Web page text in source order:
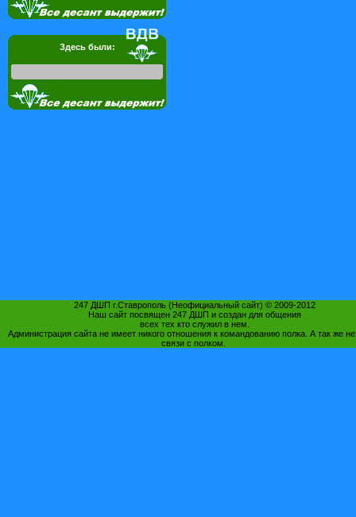
Здесь были:
247 ДШП г.Ставрополь (Неофициальный сайт) © 2009-2012
Наш сайт посвящен 247 ДШП и создан для общения
всех тех кто служил в нем.
Администрация сайта не имеет никого отношения к командованию полка. А так же
связи с полком.